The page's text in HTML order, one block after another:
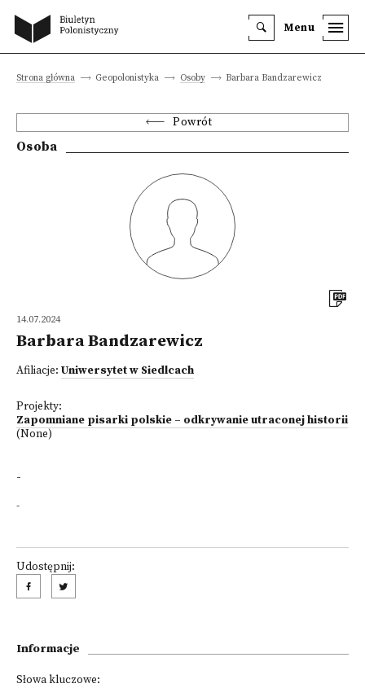
Menu
Strona główna Geopolonistyka Osoby Barbara Bandzarewicz
Powrót
Osoba
14.07.2024
Barbara Bandzarewicz
Afiliacje: Uniwersytet w Siedlcach
Projekty:
Zapomniane pisarki polskie – odkrywanie utraconej historii
(None)
-
-
Udostępnij:
Informacje
Słowa kluczowe: